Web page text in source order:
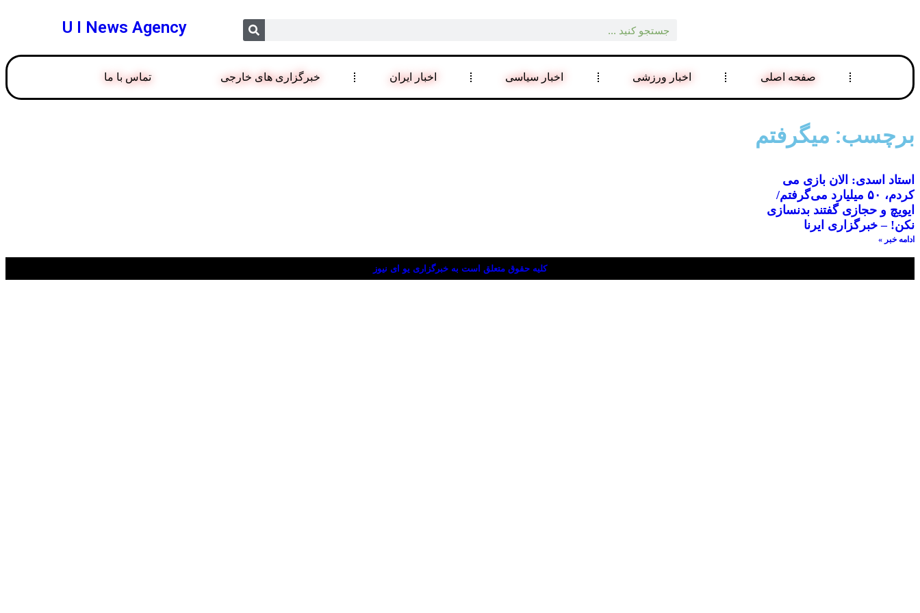
U I News Agency
صفحه اصلی اخبار ورزشی اخبار سیاسی اخبار ایران خبرگزاری های خارجی تماس با ما
برچسب: میگرفتم
استاد اسدی: الان بازی می
کردم، ۵۰ میلیارد می‌گرفتم/
ایویچ و حجازی گفتند بدنسازی
نکن! – خبرگزاری ایرنا
ادامه خبر »
کلیه حقوق متعلق است به خبرگزاری یو ای نیوز